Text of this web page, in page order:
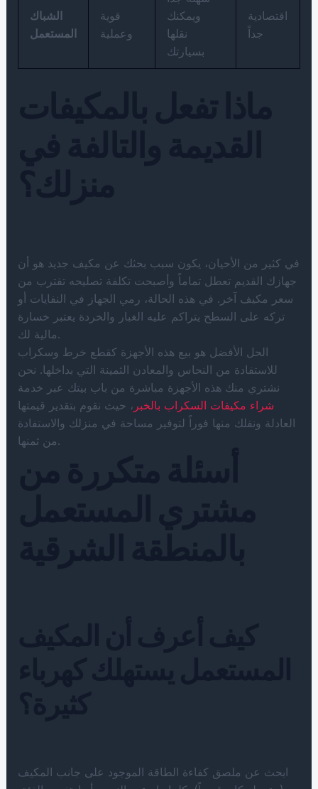
الشباك
المستعمل
قوية
وعملية
ويمكنك
نقلها
بسيارتك
اقتصادية
جداً
في كثير من الأحيان، يكون سبب بحثك عن مكيف جديد هو أن
جهازك القديم تعطل تماماً وأصبحت تكلفة تصليحه تقترب من
سعر مكيف آخر. في هذه الحالة، رمي الجهاز في النفايات أو
تركه على السطح يتراكم عليه الغبار والخردة يعتبر خسارة
مالية لك.
الحل الأفضل هو بيع هذه الأجهزة كقطع خرط وسكراب
للاستفادة من النحاس والمعادن الثمينة التي بداخلها. نحن
نشتري منك هذه الأجهزة مباشرة من باب بيتك عبر خدمة
شراء مكيفات السكراب بالخبر ، حيث نقوم بتقدير قيمتها
العادلة ونقلك منها فوراً لتوفير مساحة في منزلك والاستفادة
من ثمنها.
ابحث عن ملصق كفاءة الطاقة الموجود على جانب المكيف